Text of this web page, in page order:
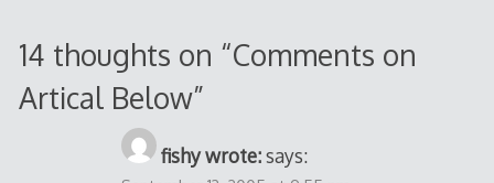
14 thoughts on “Comments on
Artical Below”
fishy wrote: says: